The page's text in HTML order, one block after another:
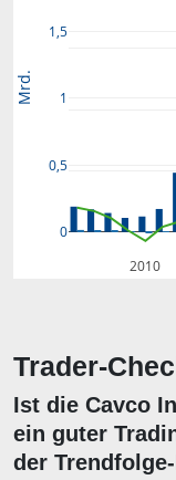
2010
0
0,5
1
1,5
Mrd.
Trader-
Ist die Cavco
ein guter
der